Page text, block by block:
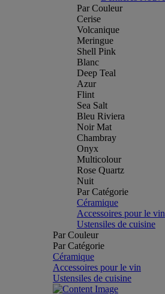
Par Couleur
Cerise
Volcanique
Meringue
Shell Pink
Blanc
Deep Teal
Azur
Flint
Sea Salt
Bleu Riviera
Noir Mat
Chambray
Onyx
Multicolour
Rose Quartz
Nuit
Par Catégorie
Céramique
Accessoires pour le vin
Ustensiles de cuisine
Par Couleur
Par Catégorie
Céramique
Accessoires pour le vin
Ustensiles de cuisine